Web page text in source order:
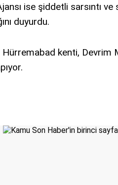
ise şiddetli sarsıntı
duyurdu.
kenti, Devrim